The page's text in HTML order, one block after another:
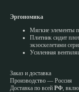
Эргономика
Мягкие элементы
Плитник сидит
экзоскелетами
Усиленная
Заказ и доставка
Производство — Россия
Доставка по всей РФ,